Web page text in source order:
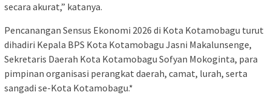
secara akurat,” katanya.
Pencanangan Sensus Ekonomi 2026 di Kota Kotamobagu turut
dihadiri Kepala BPS Kota Kotamobagu Jasni Makalunsenge,
Sekretaris Daerah Kota Kotamobagu Sofyan Mokoginta, para
pimpinan organisasi perangkat daerah, camat, lurah, serta
sangadi se-Kota Kotamobagu.*